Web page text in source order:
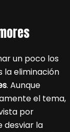
un poco los
la eliminación
. Aunque
el tema,
por
desviar la